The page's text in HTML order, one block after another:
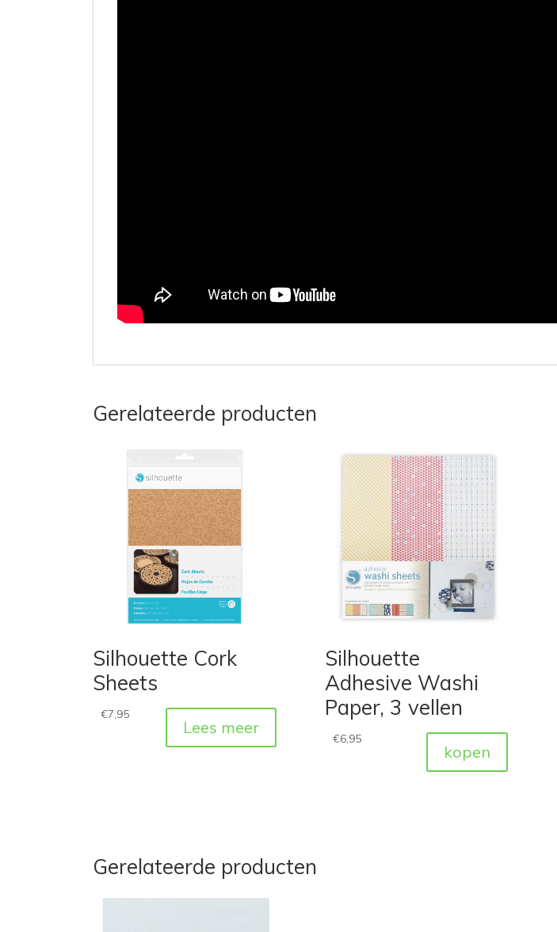
Gerelateerde producten
Silhouette Cork
Sheets
€7,95
Lees meer
Silhouette
Adhesive Washi
Paper, 3 vellen
€6,95
kopen
Gerelateerde producten